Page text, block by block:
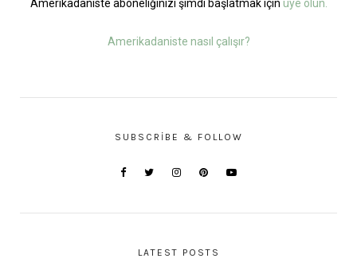
Amerikadaniste aboneliğinizi şimdi başlatmak için üye olun.
Amerikadaniste nasıl çalışır?
SUBSCRIBE & FOLLOW
LATEST POSTS